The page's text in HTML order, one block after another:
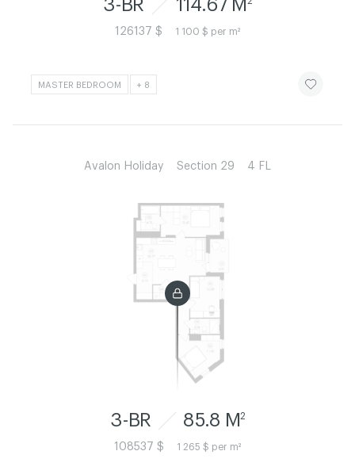
3-BR 114.67 M
126137 $ 1 100 $ per m²
MASTER BEDROOM + 8 ЧИТАТИ
Avalon Holiday Section 29 4 FL
3-BR 85.8 M 2
108537 $ 1 265 $ per m²